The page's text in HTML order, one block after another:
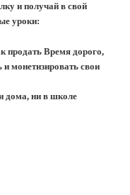
и получай в свой
уроки:
продать Время дорого,
монетизировать свои
дома, ни в школе